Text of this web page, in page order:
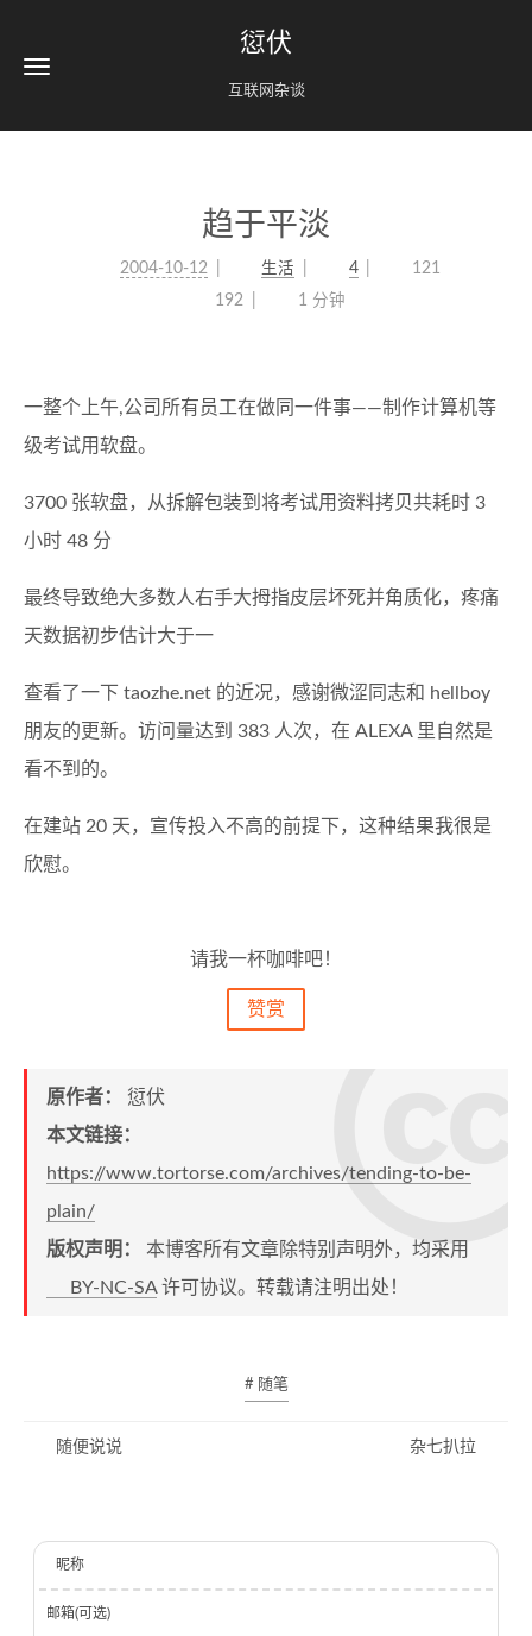
愆伏
互联网杂谈
趋于平淡
2004-10-12 生活 4
121
192
1 分钟
一整个上午,公司所有员工在做同一件事——制作计算机等
级考试用软盘。
3700 张软盘，从拆解包装到将考试用资料拷贝共耗时 3
小时 48 分
最终导致绝大多数人右手大拇指皮层坏死并角质化，疼痛
天数据初步估计大于一
查看了一下 taozhe.net 的近况，感谢微涩同志和 hellboy
朋友的更新。访问量达到 383 人次，在 ALEXA 里自然是
看不到的。
在建站 20 天，宣传投入不高的前提下，这种结果我很是
欣慰。
请我一杯咖啡吧！
赞赏
原作者： 愆伏
本文链接：
https://www.tortorse.com/archives/tending-to-be-
plain/
版权声明： 本博客所有文章除特别声明外，均采用
BY-NC-SA许可协议。转载请注明出处！
# 随笔
随便说说 杂七扒拉
昵称
邮箱(可选)